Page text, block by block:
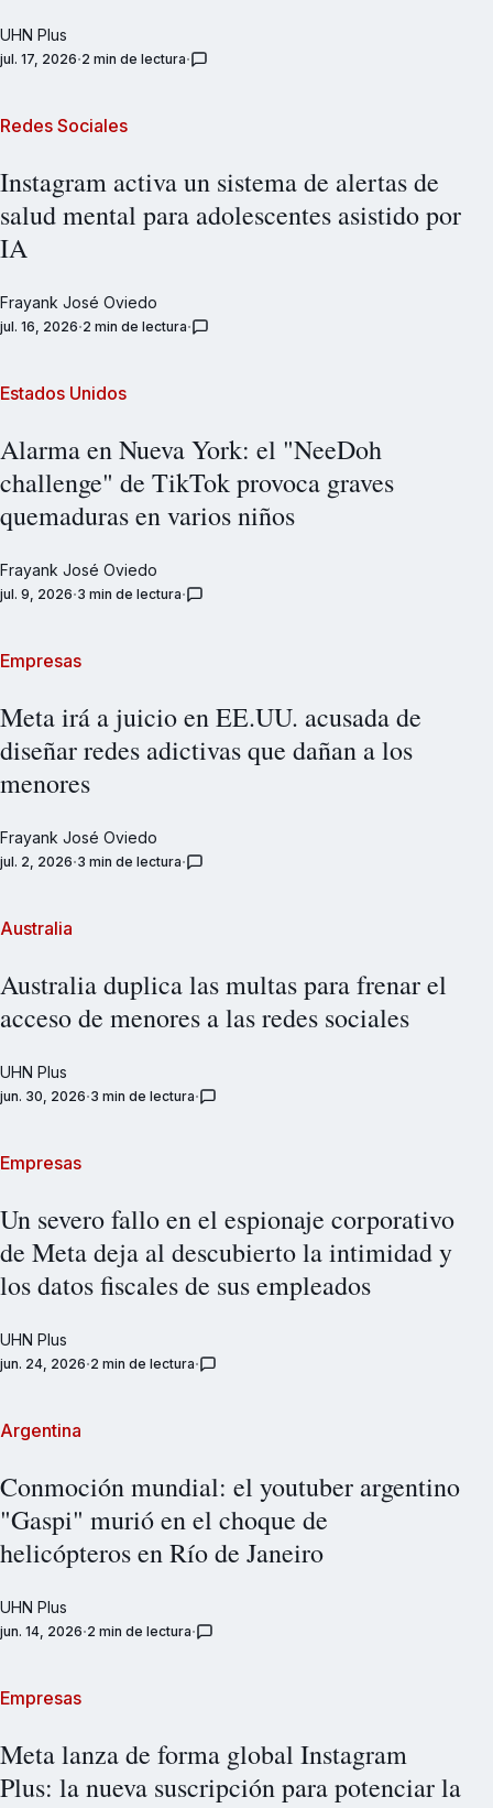
UHN Plus
jul. 17, 2026 2 min de lectura
Redes Sociales
Instagram activa un sistema de alertas de
salud mental para adolescentes asistido por
IA
Frayank José Oviedo
jul. 16, 2026 2 min de lectura
Estados Unidos
Alarma en Nueva York: el "NeeDoh
challenge" de TikTok provoca graves
quemaduras en varios niños
Frayank José Oviedo
jul. 9, 2026 3 min de lectura
Empresas
Meta irá a juicio en EE.UU. acusada de
diseñar redes adictivas que dañan a los
menores
Frayank José Oviedo
jul. 2, 2026 3 min de lectura
Australia
Australia duplica las multas para frenar el
acceso de menores a las redes sociales
UHN Plus
jun. 30, 2026 3 min de lectura
Empresas
Un severo fallo en el espionaje corporativo
de Meta deja al descubierto la intimidad y
los datos fiscales de sus empleados
UHN Plus
jun. 24, 2026 2 min de lectura
Argentina
Conmoción mundial: el youtuber argentino
"Gaspi" murió en el choque de
helicópteros en Río de Janeiro
UHN Plus
jun. 14, 2026 2 min de lectura
Empresas
Meta lanza de forma global Instagram
Plus: la nueva suscripción para potenciar la